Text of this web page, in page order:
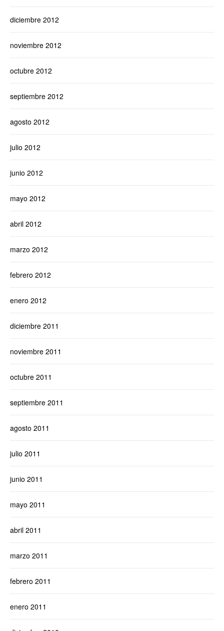
diciembre 2012
noviembre 2012
octubre 2012
septiembre 2012
agosto 2012
julio 2012
junio 2012
mayo 2012
abril 2012
marzo 2012
febrero 2012
enero 2012
diciembre 2011
noviembre 2011
octubre 2011
septiembre 2011
agosto 2011
julio 2011
junio 2011
mayo 2011
abril 2011
marzo 2011
febrero 2011
enero 2011